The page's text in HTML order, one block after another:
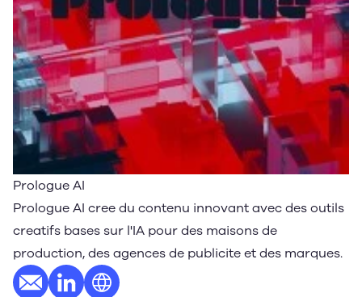
Prologue AI
Prologue AI cree du contenu innovant avec des outils
creatifs bases sur l'IA pour des maisons de
production, des agences de publicite et des marques.
E-mailProfil LinkedIn
Site web